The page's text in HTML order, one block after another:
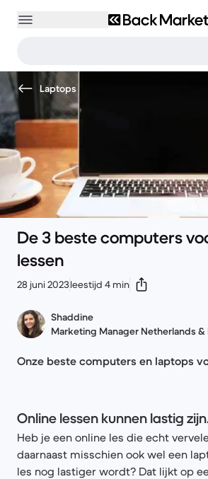
Laptops
De 3 beste computers
lessen
28 juni 2023leestijd 4 min
Shaddine
Marketing Manager Netherlands &
Onze beste computers en laptops
Online lessen kunnen lastig
Heb je een online les die echt
daarnaast misschien ook wel een
les nog lastiger wordt? Dat lijkt op